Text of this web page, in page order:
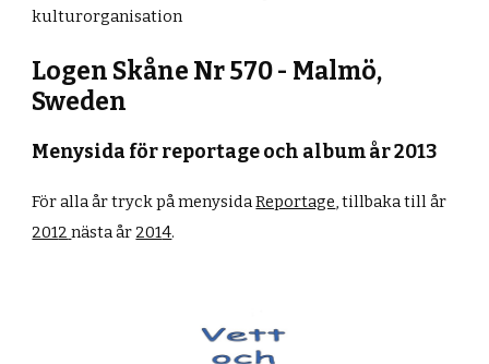
kulturorganisation
Logen Skåne Nr 570 - Malmö,
Sweden
Menysida för reportage och album år 2013
För alla år tryck på menysidaReportage ,tillbaka till år
2012 nästa år 2014.